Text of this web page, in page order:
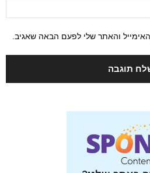
והאתר שלי לפעם הבאה שאגיב.